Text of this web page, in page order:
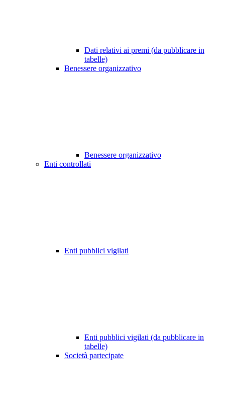
Dati relativi ai premi (da pubblicare in
tabelle)
Benessere organizzativo
Benessere organizzativo
Enti controllati
Enti pubblici vigilati
Enti pubblici vigilati (da pubblicare in
tabelle)
Società partecipate